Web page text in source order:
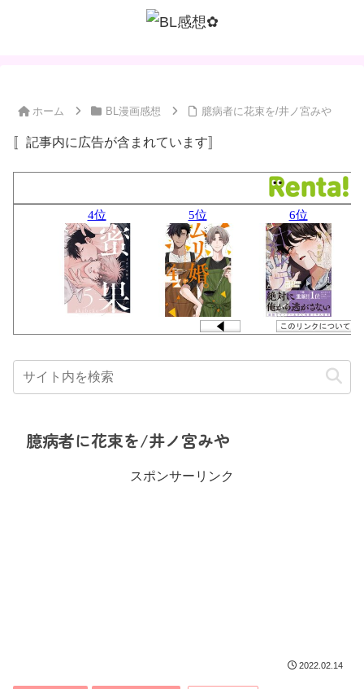
ホーム BL漫画感想 臆病者に花束を/井ノ宮みや
〚記事内に広告が含まれています〛
臆病者に花束を/井ノ宮みや
スポンサーリンク
2022.02.14